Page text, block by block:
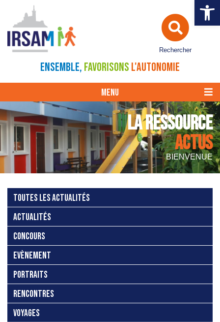
Ouvrir
Rechercher
ENSEMBLE, FAVORISONS L'AUTONOMIE
MENU
LA RESSOURCE
ACTUS
BIENVENUE
TOUTES LES ACTUALITÉS
ACTUALITÉS
CONCOURS
EVÈNEMENT
PORTRAITS
RENCONTRES
VOYAGES